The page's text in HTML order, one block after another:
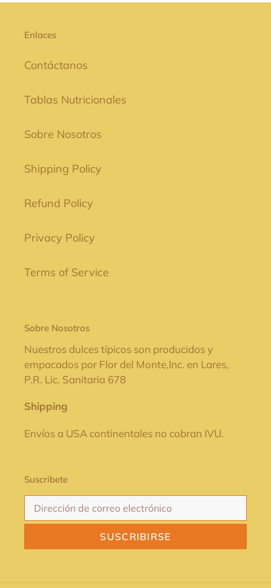
Enlaces
Contáctanos
Tablas Nutricionales
Sobre Nosotros
Shipping Policy
Refund Policy
Privacy Policy
Terms of Service
Sobre Nosotros
Nuestros dulces típicos son producidos y
empacados por Flor del Monte,Inc. en Lares,
P.R. Lic. Sanitaria 678
Shipping
Envíos a USA continentales no cobran IVU.
Suscribete
SUSCRIBIRSE